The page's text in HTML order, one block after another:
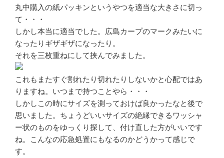
丸中購入の紙パッキンというやつを適当な大きさに切っ
て・・・
しかし本当に適当でした。広島カープのマークみたいに
なったりギザギザになったり。
それを三枚重ねにして挟んでみました。
これもまたすぐ割れたり切れたりしないかと心配ではあ
りますね。いつまで持つことやら・・・
しかしこの時にサイズを測っておけば良かったなと後で
思いました。ちょうどいいサイズの絶縁できるワッシャ
ー状のものをゆっくり探して、付け直した方がいいです
ね。こんなの応急処置にもなるのかどうかって感じで
す。